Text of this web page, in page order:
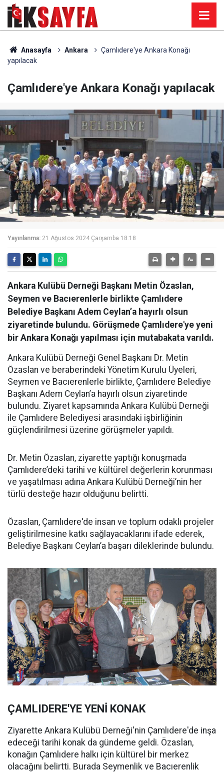
Anasayfa Ankara
Çamlıdere'ye Ankara Konağı
yapılacak
Çamlıdere'ye Ankara Konağı yapılacak
Yayınlanma: 21 Ağustos 2024 Çarşamba 18:18
Ankara Kulübü Derneği Başkanı Metin Özaslan,
Seymen ve Bacıerenlerle birlikte Çamlıdere
Belediye Başkanı Adem Ceylan’a hayırlı olsun
ziyaretinde bulundu. Görüşmede Çamlıdere'ye yeni
bir Ankara Konağı yapılması için mutabakata varıldı.
Ankara Kulübü Derneği Genel Başkanı Dr. Metin
Özaslan ve beraberindeki Yönetim Kurulu Üyeleri,
Seymen ve Bacıerenlerle birlikte, Çamlıdere Belediye
Başkanı Adem Ceylan’a hayırlı olsun ziyaretinde
bulundu. Ziyaret kapsamında Ankara Kulübü Derneği
ile Çamlıdere Belediyesi arasındaki işbirliğinin
güçlendirilmesi üzerine görüşmeler yapıldı.
Dr. Metin Özaslan, ziyarette yaptığı konuşmada
Çamlıdere’deki tarihi ve kültürel değerlerin korunması
ve yaşatılması adına Ankara Kulübü Derneği’nin her
türlü desteğe hazır olduğunu belirtti.
Özaslan, Çamlıdere'de insan ve toplum odaklı projeler
geliştirilmesine katkı sağlayacaklarını ifade ederek,
Belediye Başkanı Ceylan’a başarı dileklerinde bulundu.
ÇAMLIDERE'YE YENİ KONAK
Ziyarette Ankara Kulübü Derneği'nin Çamlıdere'de inşa
edeceği tarihi konak da gündeme geldi. Özaslan,
konağın Çamlıdere halkı için kültürel bir merkez
olacağını belirtti. Burada Seymenlik ve Bacıerenlik